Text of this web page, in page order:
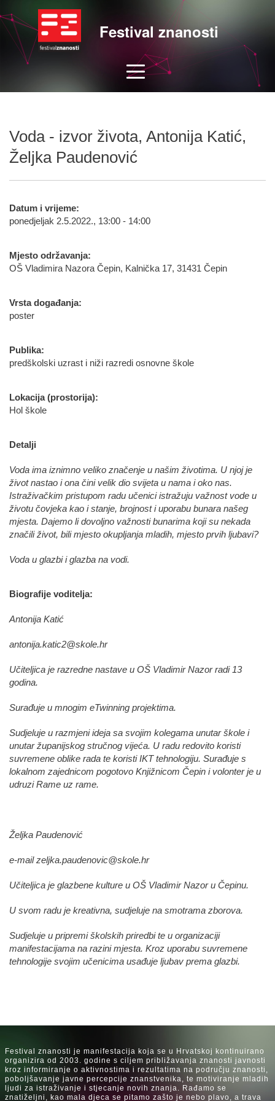
Festival znanosti
Voda - izvor života, Antonija Katić,
Željka Paudenović
Datum i vrijeme:
ponedjeljak 2.5.2022., 13:00 - 14:00
Mjesto održavanja:
OŠ Vladimira Nazora Čepin, Kalnička 17, 31431 Čepin
Vrsta događanja:
poster
Publika:
predškolski uzrast i niži razredi osnovne škole
Lokacija (prostorija):
Hol škole
Detalji
Voda ima iznimno veliko značenje u našim životima. U njoj je
život nastao i ona čini velik dio svijeta u nama i oko nas.
Istraživačkim pristupom radu učenici istražuju važnost vode u
životu čovjeka kao i stanje, brojnost i uporabu bunara našeg
mjesta. Dajemo li dovoljno važnosti bunarima koji su nekada
značili život, bili mjesto okupljanja mladih, mjesto prvih ljubavi?
Voda u glazbi i glazba na vodi.
Biografije voditelja:
Antonija Katić
antonija.katic2@skole.hr
Učiteljica je razredne nastave u OŠ Vladimir Nazor radi 13
godina.
Surađuje u mnogim eTwinning projektima.
Sudjeluje u razmjeni ideja sa svojim kolegama unutar škole i
unutar županijskog stručnog vijeća. U radu redovito koristi
suvremene oblike rada te koristi IKT tehnologiju. Surađuje s
lokalnom zajednicom pogotovo Knjižnicom Čepin i volonter je u
udruzi Rame uz rame.
Željka Paudenović
e-mailzeljka.paudenovic@skole.hr
Učiteljica je glazbene kulture u OŠ Vladimir Nazor u Čepinu.
U svom radu je kreativna, sudjeluje na smotrama zborova.
Sudjeluje u pripremi školskih priredbi te u organizaciji
manifestacijama na razini mjesta. Kroz uporabu suvremene
tehnologije svojim učenicima usađuje ljubav prema glazbi.
Festival znanosti je manifestacija koja se u Hrvatskoj kontinuirano
organizira od 2003. godine s ciljem približavanja znanosti javnosti
kroz informiranje o aktivnostima i rezultatima na području znanosti,
poboljšavanje javne percepcije znanstvenika, te motiviranje mladih
ljudi za istraživanje i stjecanje novih znanja. Rađamo se
znatiželjni, kao mala djeca se pitamo zašto je nebo plavo, a trava